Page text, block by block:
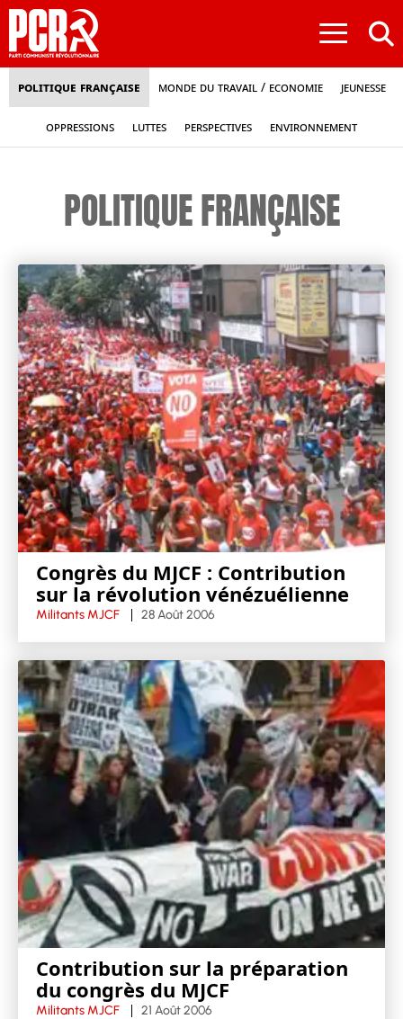
≡
Politique française Monde du travail / Economie Jeunesse
Oppressions Luttes Perspectives Environnement
POLITIQUE FRANÇAISE
Congrès du MJCF : Contribution
sur la révolution vénézuélienne
Militants MJCF 28 Août 2006
Contribution sur la préparation
du congrès du MJCF
Militants MJCF 21 Août 2006